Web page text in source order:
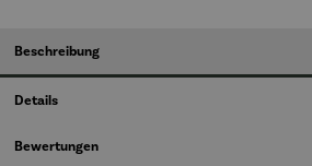
Beschreibung
Details
Bewertungen